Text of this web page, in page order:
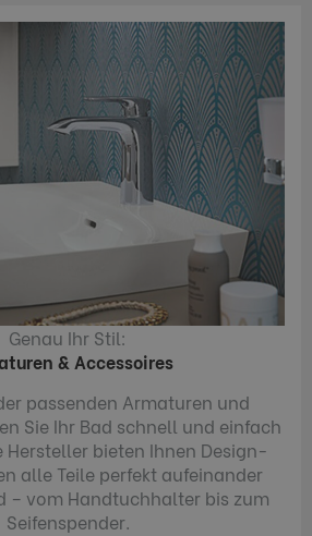
Genau Ihr Stil:
& Accessoires
passenden Armaturen und
Sie Ihr Bad schnell und einfach
Hersteller bieten Ihnen Design-
alle Teile perfekt aufeinander
– vom Handtuchhalter bis zum
Seifenspender.